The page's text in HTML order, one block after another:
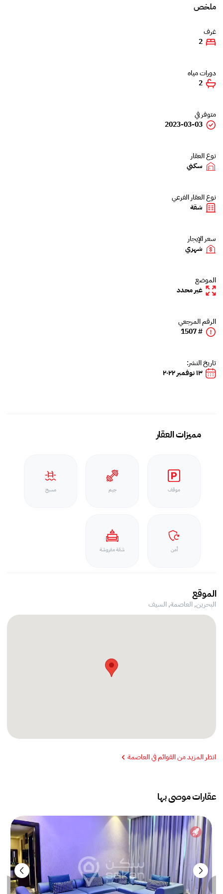
ملخص
غرف
2
دورات مياه
2
متوفر في
2023-03-03
نوع العقار
سكني
نوع العقار الفرعي
شقة
سعر الإيجار
شهري
الموضع
غير محدد
الرقم المرجعي
# 1507
تاريخ النشر:
١٣ نوفمبر ٢٠٢٢
مميزات العقار
موقف جيم مسبح
أمن شقة مفروشة
الموقع
البحرين, العاصمة,السيف
انظر المزيد من القوائم في العاصمة
عقارات موصى بها